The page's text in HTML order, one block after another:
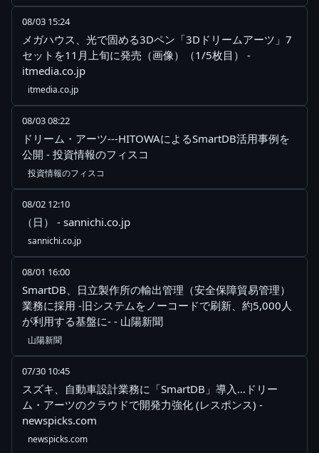
08/03 15:24
メガハウス、光で固める3Dペン「3Dドリームアーツ」7
セットを11月上旬に発売（画像）（1/5枚目） -
itmedia.co.jp
itmedia.co.jp
08/03 08:22
ドリーム・アーツ---HITOWAによるSmartDB活用事例を
公開 - 投資情報のフィスコ
投資情報のフィスコ
08/02 12:10
（日） - sannichi.co.jp
sannichi.co.jp
08/01 16:00
SmartDB、日立製作所の輸出管理（安全保障貿易管理）
業務に採用 -旧システムをノーコードで刷新、約5,000人
が利用する基盤に- - 山陽新聞
山陽新聞
07/30 10:45
スズキ、自動車設計業務に「SmartDB」導入…ドリー
ム・アーツのクラウドで開発力強化 (レスポンス) -
newspicks.com
newspicks.com